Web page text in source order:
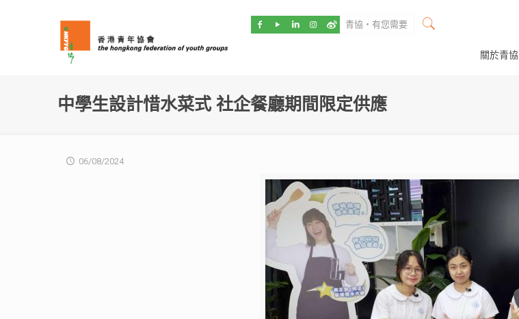
關於青協
中學生設計惜水菜式 社企餐廳期間限定供應
06/08/2024